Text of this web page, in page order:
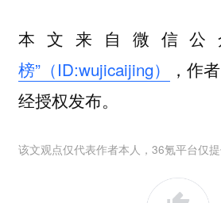
本文来自微信公
榜”（ID:wujicaijing）
，作
经授权发布。
该文观点仅代表作者本人，36氪平台仅提